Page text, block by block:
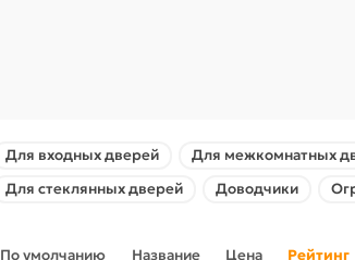
Для входных дверей Для межкомнатных
Для стеклянных дверей
Доводчики
По умолчанию Название Цена Рейтинг